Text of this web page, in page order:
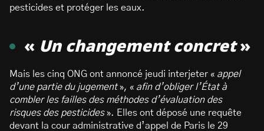
pesticides et protéger les eaux.
« Un changement concret»
Mais les cinq ONG ont annoncé jeudi interjeter « appel
d’une partie du jugement», « afin d’obliger l’État à
combler les failles des méthodes d’évaluation des
risques des pesticides». Elles ont déposé une requête
devant la cour administrative d’appel de Paris le 29